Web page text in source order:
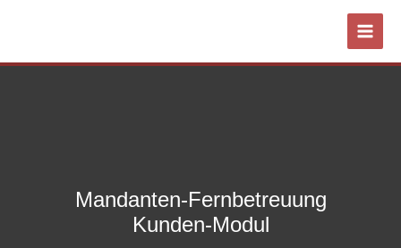
Mandanten-Fernbetreuung
Kunden-Modul